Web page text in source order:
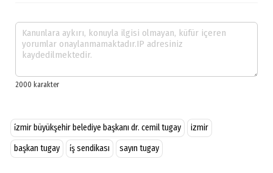
i̇zmir büyükşehir belediye başkanı dr. cemil tugay
izmir
başkan tugay
i̇ş sendikası sayın tugay